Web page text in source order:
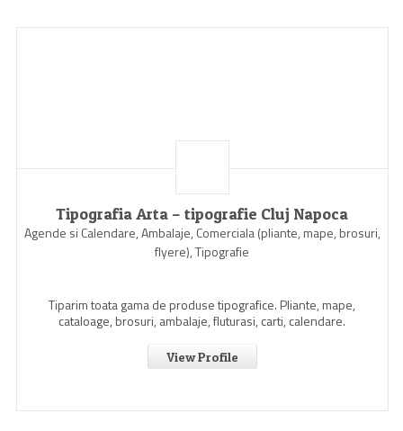
Tipografia Arta – tipografie Cluj Napoca
Agende si Calendare, Ambalaje, Comerciala (pliante, mape, brosuri,
flyere), Tipografie
Tiparim toata gama de produse tipografice. Pliante, mape,
cataloage, brosuri, ambalaje, fluturasi, carti, calendare.
View Profile